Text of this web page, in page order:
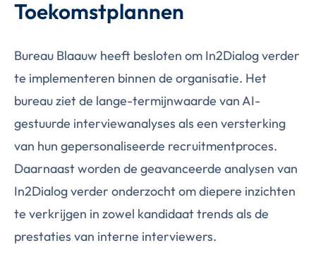
Toekomstplannen
Bureau Blaauw heeft besloten om In2Dialog verder
te implementeren binnen de organisatie. Het
bureau ziet de lange-termijnwaarde van AI-
gestuurde interviewanalyses als een versterking
van hun gepersonaliseerde recruitmentproces.
Daarnaast worden de geavanceerde analysen van
In2Dialog verder onderzocht om diepere inzichten
te verkrijgen in zowel kandidaat trends als de
prestaties van interne interviewers.